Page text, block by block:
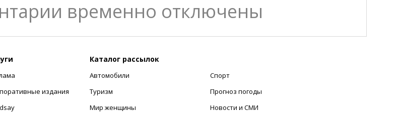
временно отключены
издания
Каталог рассылок
Автомобили
Туризм
Мир женщины
Спорт
Прогноз погоды
Новости и СМИ